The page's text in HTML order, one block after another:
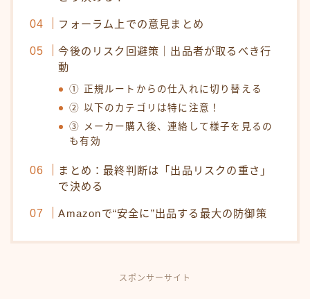
フォーラム上での意見まとめ
今後のリスク回避策｜出品者が取るべき行
動
① 正規ルートからの仕入れに切り替える
② 以下のカテゴリは特に注意！
③ メーカー購入後、連絡して様子を見るの
も有効
まとめ：最終判断は「出品リスクの重さ」
で決める
Amazonで“安全に”出品する最大の防御策
スポンサーサイト